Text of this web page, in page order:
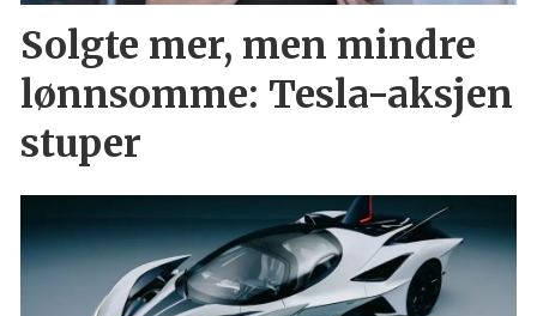
Solgte mer, men mindre
lønnsomme: Tesla-aksjen
stuper